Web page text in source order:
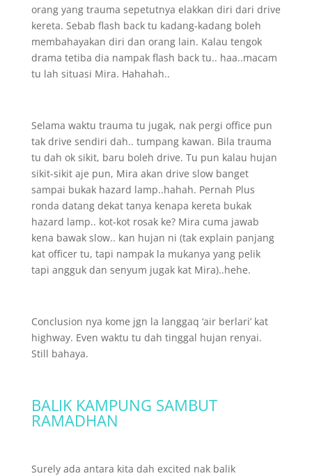
orang yang trauma sepetutnya elakkan diri dari drive
kereta. Sebab flash back tu kadang-kadang boleh
membahayakan diri dan orang lain. Kalau tengok
drama tetiba dia nampak flash back tu.. haa..macam
tu lah situasi Mira. Hahahah..
Selama waktu trauma tu jugak, nak pergi office pun
tak drive sendiri dah.. tumpang kawan. Bila trauma
tu dah ok sikit, baru boleh drive. Tu pun kalau hujan
sikit-sikit aje pun, Mira akan drive slow banget
sampai bukak hazard lamp..hahah. Pernah Plus
ronda datang dekat tanya kenapa kereta bukak
hazard lamp.. kot-kot rosak ke? Mira cuma jawab
kena bawak slow.. kan hujan ni (tak explain panjang
kat officer tu, tapi nampak la mukanya yang pelik
tapi angguk dan senyum jugak kat Mira)..hehe.
Conclusion nya kome jgn la langgaq ‘air berlari’ kat
highway. Even waktu tu dah tinggal hujan renyai.
Still bahaya.
BALIK KAMPUNG SAMBUT
RAMADHAN
Surely ada antara kita dah excited nak balik